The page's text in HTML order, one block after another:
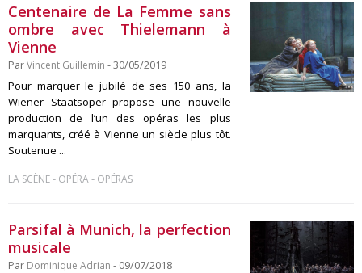
Centenaire de La Femme sans
ombre avec Thielemann à
Vienne
ParVincent Guillemin - 30/05/2019
Pour marquer le jubilé de ses 150 ans, la
Wiener Staatsoper propose une nouvelle
production de l’un des opéras les plus
marquants, créé à Vienne un siècle plus tôt.
Soutenue ...
LA SCÈNE- OPÉRA- OPÉRAS
Parsifal à Munich, la perfection
musicale
Par Dominique Adrian - 09/07/2018